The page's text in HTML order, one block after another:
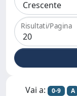
Risultati/Pagina
Vai a: 0-9 A